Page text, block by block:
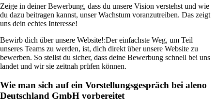
Zeige in deiner Bewerbung, dass du unsere Vision verstehst und wie
du dazu beitragen kannst, unser Wachstum voranzutreiben. Das zeigt
uns dein echtes Interesse!
Bewirb dich über unsere Website!:Der einfachste Weg, um Teil
unseres Teams zu werden, ist, dich direkt über unsere Website zu
bewerben. So stellst du sicher, dass deine Bewerbung schnell bei uns
landet und wir sie zeitnah prüfen können.
Wie man sich auf ein Vorstellungsgespräch bei aleno
Deutschland GmbH vorbereitet